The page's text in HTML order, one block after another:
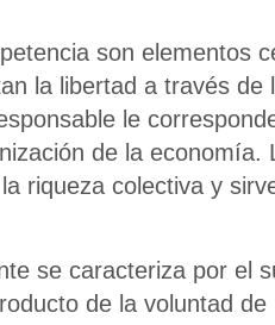
son elementos
la libertad a través de
le
de la economía.
riqueza colectiva y
se caracteriza por el
de la voluntad